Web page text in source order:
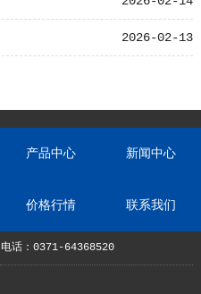
2026-02-13
产品中心 新闻中心
价格行情 联系我们
电话：0371-64368520